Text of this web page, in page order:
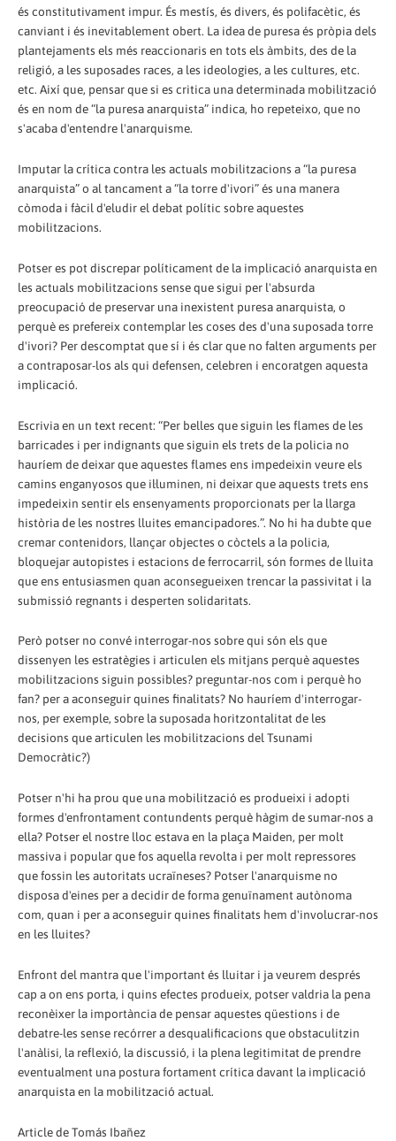
és constitutivament impur. És mestís, és divers, és polifacètic, és
canviant i és inevitablement obert. La idea de puresa és pròpia dels
plantejaments els més reaccionaris en tots els àmbits, des de la
religió, a les suposades races, a les ideologies, a les cultures, etc.
etc. Així que, pensar que si es critica una determinada mobilització
és en nom de “la puresa anarquista” indica, ho repeteixo, que no
s'acaba d'entendre l'anarquisme.
Imputar la crítica contra les actuals mobilitzacions a “la puresa
anarquista” o al tancament a “la torre d'ivori” és una manera
còmoda i fàcil d'eludir el debat polític sobre aquestes
mobilitzacions.
Potser es pot discrepar políticament de la implicació anarquista en
les actuals mobilitzacions sense que sigui per l'absurda
preocupació de preservar una inexistent puresa anarquista, o
perquè es prefereix contemplar les coses des d'una suposada torre
d'ivori? Per descomptat que sí i és clar que no falten arguments per
a contraposar-los als qui defensen, celebren i encoratgen aquesta
implicació.
Escrivia en un text recent: “Per belles que siguin les flames de les
barricades i per indignants que siguin els trets de la policia no
hauríem de deixar que aquestes flames ens impedeixin veure els
camins enganyosos que il·luminen, ni deixar que aquests trets ens
impedeixin sentir els ensenyaments proporcionats per la llarga
història de les nostres lluites emancipadores.”. No hi ha dubte que
cremar contenidors, llançar objectes o còctels a la policia,
bloquejar autopistes i estacions de ferrocarril, són formes de lluita
que ens entusiasmen quan aconsegueixen trencar la passivitat i la
submissió regnants i desperten solidaritats.
Però potser no convé interrogar-nos sobre qui són els que
dissenyen les estratègies i articulen els mitjans perquè aquestes
mobilitzacions siguin possibles? preguntar-nos com i perquè ho
fan? per a aconseguir quines finalitats? No hauríem d'interrogar-
nos, per exemple, sobre la suposada horitzontalitat de les
decisions que articulen les mobilitzacions del Tsunami
Democràtic?)
Potser n'hi ha prou que una mobilització es produeixi i adopti
formes d'enfrontament contundents perquè hàgim de sumar-nos a
ella? Potser el nostre lloc estava en la plaça Maiden, per molt
massiva i popular que fos aquella revolta i per molt repressores
que fossin les autoritats ucraïneses? Potser l'anarquisme no
disposa d'eines per a decidir de forma genuïnament autònoma
com, quan i per a aconseguir quines finalitats hem d'involucrar-nos
en les lluites?
Enfront del mantra que l'important és lluitar i ja veurem després
cap a on ens porta, i quins efectes produeix, potser valdria la pena
reconèixer la importància de pensar aquestes qüestions i de
debatre-les sense recórrer a desqualificacions que obstaculitzin
l'anàlisi, la reflexió, la discussió, i la plena legitimitat de prendre
eventualment una postura fortament crítica davant la implicació
anarquista en la mobilització actual.
Article de Tomás Ibañez